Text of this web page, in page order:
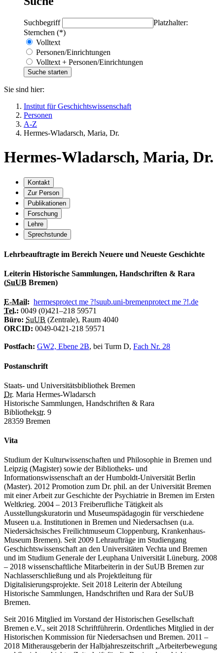
Suchbegriff
Platzhalter:
Sternchen (*)
Volltext
Personen/Einrichtungen
Volltext + Personen/Einrichtungen
Sie sind hier:
Institut für Geschichtswissenschaft
Personen
A-Z
Hermes-Wladarsch, Maria, Dr.
Hermes-Wladarsch, Maria, Dr.
Kontakt
Zur Person
Publikationen
Forschung
Lehre
Sprechstunde
Lehrbeauftragte im Bereich Neuere und Neueste Geschichte
Leiterin Historische Sammlungen, Handschriften & Rara
(SuUB Bremen)
E-Mail: hermesprotect me ?!suub.uni-bremenprotect me ?!.de
Tel.: 0049 (0)421–218 59571
Büro: SuUB (Zentrale), Raum 4040
ORCID: 0049-0421-218 59571
Postfach: GW2, Ebene 2B, bei Turm D, Fach Nr. 28
Postanschrift
Staats- und Universitätsbibliothek Bremen
Dr. Maria Hermes-Wladarsch
Historische Sammlungen, Handschriften & Rara
Bibliothekstr. 9
28359 Bremen
Vita
Studium der Kulturwissenschaften und Philosophie in Bremen und
Leipzig (Magister) sowie der Bibliotheks- und
Informationswissenschaft an der Humboldt-Universität Berlin
(Master). 2012 Promotion zum Dr. phil. an der Universität Bremen
mit einer Arbeit zur Geschichte der Psychiatrie in Bremen im Ersten
Weltkrieg. 2004 – 2013 Freiberufliche Tätigkeit als
Ausstellungskuratorin und Museumspädagogin für verschiedene
Museen u.a. Institutionen in Bremen und Niedersachsen (u.a.
Niedersächsisches Freilichtmuseum Cloppenburg, Krankenhaus-
Museum Bremen). Seit 2009 Lehraufträge im Studiengang
Geschichtswissenschaft an den Universitäten Vechta und Bremen
und im Studium Generale der Leuphana Universität Lüneburg. 2008
– 2018 wissenschaftliche Mitarbeiterin in der SuUB Bremen zur
Nachlasserschließung und als Projektleitung für
Digitalisierungsprojekte. Seit 2018 Leiterin der Abteilung
Historische Sammlungen, Handschriften und Rara der SuUB
Bremen.
Seit 2016 Mitglied im Vorstand der Historischen Gesellschaft
Bremen e.V., seit 2018 Schriftführerin. Ordentliches Mitglied in der
Historischen Kommission für Niedersachsen und Bremen. 2011 –
2018 Mitherausgeberin der Halbjahreszeitschrift „Arbeiterbewegung